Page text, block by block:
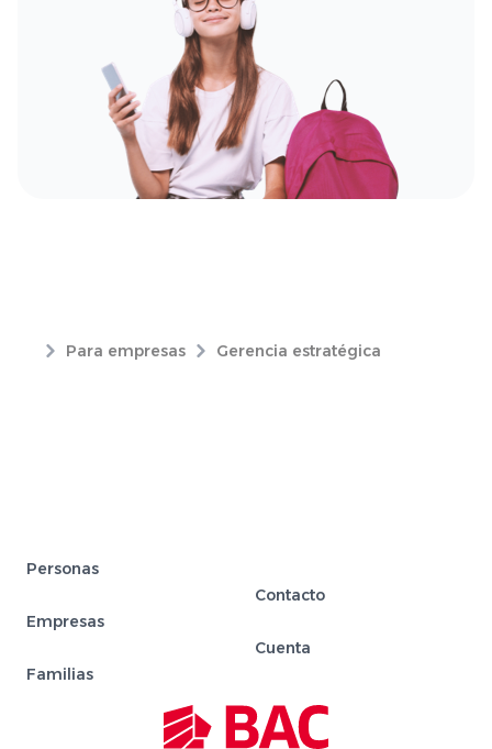
Para empresas Gerencia estratégica
Personas
Empresas
Familias
Contacto
Cuenta